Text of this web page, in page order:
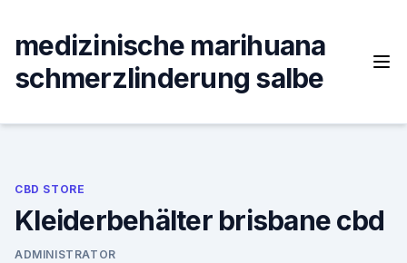
content
medizinische marihuana
schmerzlinderung salbe
CBD STORE
Kleiderbehälter brisbane cbd
ADMINISTRATOR